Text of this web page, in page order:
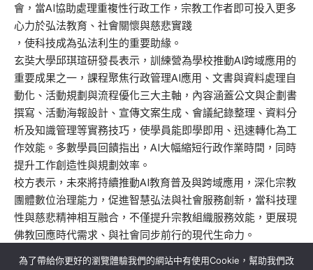
會，當AI協助處理重複性行政工作，宗教工作者即可投入更多
心力於弘法教育、社會關懷與慈悲實踐
，使科技成為弘法利生的重要助緣。
玄奘大學邱琪瑄研發長表示，訓練營為學校推動AI跨域應用的
重要成果之一，課程聚焦行政管理AI應用、文書與資料處理自
動化、活動規劃與流程優化三大主軸，內容涵蓋公文與企劃書
撰寫、活動海報設計、宣傳文案生成、會議紀錄整理、資料分
析及知識管理等實務技巧，使學員能即學即用、迅速轉化為工
作效能。多數學員回饋指出，AI大幅縮短行政作業時間，同時
提升工作創造性與規劃效率。
校方表示，未來將持續推動AI教育普及與跨域應用，深化宗教
團體數位治理能力，促進智慧弘法與社會服務創新，當科技理
性與慈悲精神相互融合，不僅提升宗教組織服務效能，更展現
佛教回應時代需求、與社會同步前行的現代生命力。
為了帶給你更好的瀏覽體驗我們的網站中有使用Cookie，幫助我們改